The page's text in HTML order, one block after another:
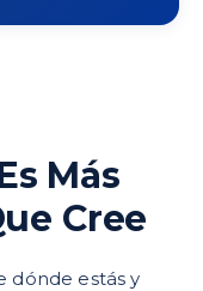
Más
Cree
dónde estás y